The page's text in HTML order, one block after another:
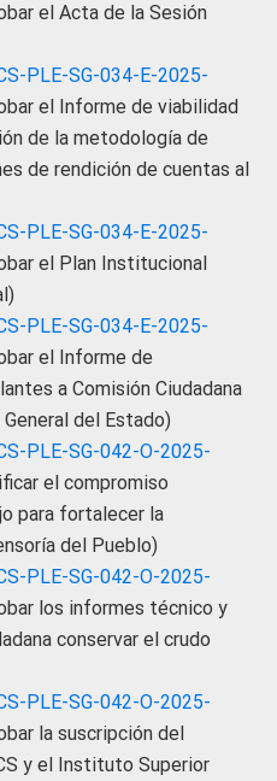
el Acta de la Sesión
PLE-SG-034-E-2025-
el Informe de viabilidad
de la metodología de
de rendición de cuentas al
PLE-SG-034-E-2025-
el Plan Institucional
PLE-SG-034-E-2025-
el Informe de
a Comisión Ciudadana
del Estado)
PLE-SG-042-O-2025-
el compromiso
para fortalecer la
del Pueblo)
PLE-SG-042-O-2025-
los informes técnico y
conservar el crudo
PLE-SG-042-O-2025-
la suscripción del
y el Instituto Superior